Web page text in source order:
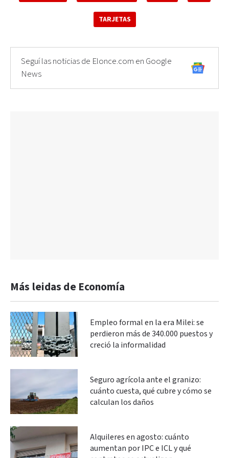
TARJETAS
Seguí las noticias de Elonce.com en Google
News
Más leidas de Economía
Empleo formal en la era Milei: se
perdieron más de 340.000 puestos y
creció la informalidad
Seguro agrícola ante el granizo:
cuánto cuesta, qué cubre y cómo se
calculan los daños
Alquileres en agosto: cuánto
aumentan por IPC e ICL y qué